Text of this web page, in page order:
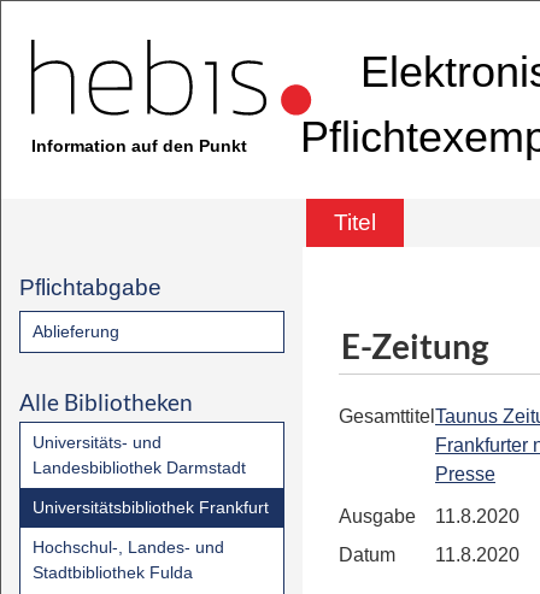
Information auf den Punkt
Titel
Pflichtabgabe
Ablieferung
Alle Bibliotheken
Universitäts- und
Landesbibliothek Darmstadt
Universitätsbibliothek Frankfurt
Hochschul-, Landes- und
Stadtbibliothek Fulda
E-Zeitung
Gesamttitel Taunus
Frankfurter
Presse
Ausgabe
11.8.2020
Datum
11.8.2020